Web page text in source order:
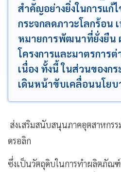
สำคัญอย่างยิ่งในการแก้
กระจกลดภาวะโลกร้อน
หมายการพัฒนาที่ยั่งยืน
โครงการและมาตรการต่
เนื่อง ทั้งนี้ ในส่วนของก
เดินหน้าขับเคลื่อนนโย
ส่งเสริมสนับสนุนภาคอุตสาหกร
ดรอลิก
ซึ่งเป็นวัตถุดิบในการทำผลิตภัณ